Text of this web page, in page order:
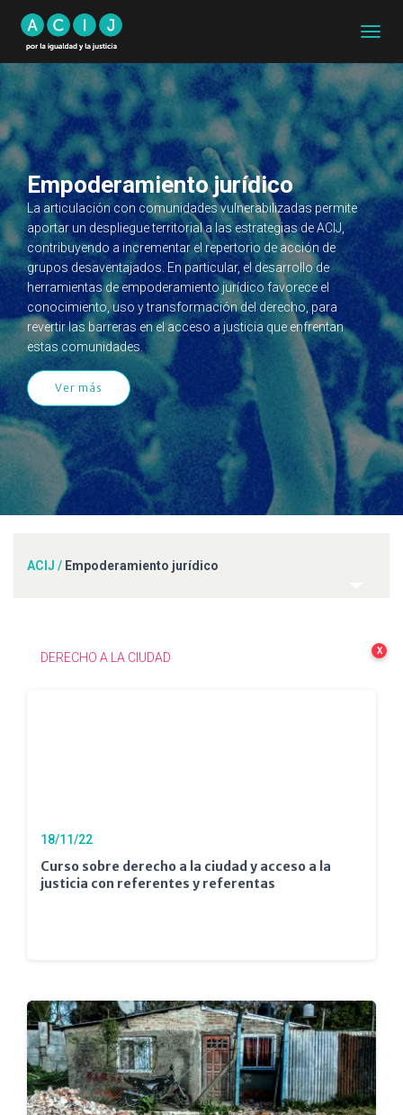
MODO
DE
Empoderamiento jurídico
La articulación con comunidades vulnerabilizadas permite
aportar un despliegue territorial a las estrategias de ACIJ,
contribuyendo a incrementar el repertorio de acción de
grupos desaventajados. En particular, el desarrollo de
herramientas de empoderamiento jurídico favorece el
conocimiento, uso y transformación del derecho, para
revertir las barreras en el acceso a justicia que enfrentan
estas comunidades.
Ver más
ACIJ / Empoderamiento jurídico
DERECHO A LA CIUDAD X
18/11/22
Curso sobre derecho a la ciudad y acceso a la
justicia con referentes y referentas